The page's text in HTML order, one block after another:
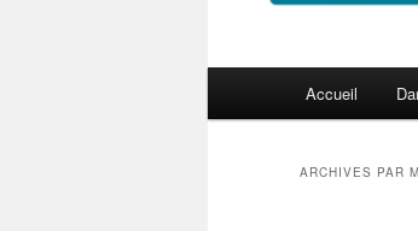
Accueil
ARCHIVES PAR